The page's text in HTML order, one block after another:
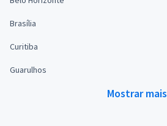
Brasília
Curitiba
Guarulhos
Mostrar mais